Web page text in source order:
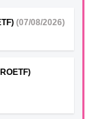
(07/08/2026)